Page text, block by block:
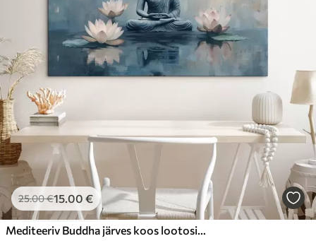
25.00€15.00 €
Mediteeriv Buddha järves koos lootosidega, idamaine, akrüülstiilis